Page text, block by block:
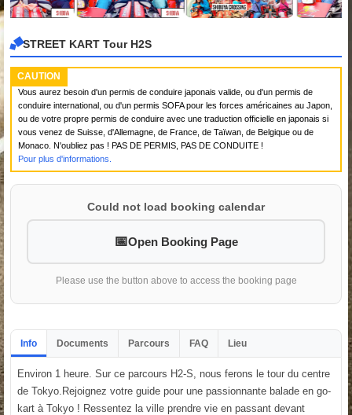
STREET KART Tour H2S
CAUTION
Vous aurez besoin d'un permis de conduire japonais valide, ou d'un permis de
conduire international, ou d'un permis SOFA pour les forces américaines au Japon,
ou de votre propre permis de conduire avec une traduction officielle en japonais si
vous venez de Suisse, d'Allemagne, de France, de Taïwan, de Belgique ou de
Monaco. N'oubliez pas ! PAS DE PERMIS, PAS DE CONDUITE !
Pour plus d'informations.
Could not load booking calendar
Open Booking Page
Please use the button above to access the booking page
Info Documents Parcours FAQ Lieu
Environ 1 heure. Sur ce parcours H2-S, nous ferons le tour du centre
de Tokyo.Rejoignez votre guide pour une passionnante balade en go-
kart à Tokyo ! Ressentez la ville prendre vie en passant devant